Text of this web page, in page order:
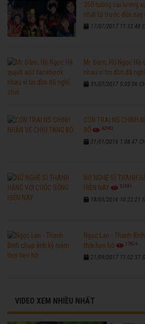
260 tuồng cải lương
nhất từ trước đến nay
17/07/2017 11:33:48
Mr. Đàm, Hồ Ngọc
nhau vì tin đồn đã
31/07/2017 5:03:06
CON TRAI NS CHINH
BỐ
42982
31/01/2016 1:08:47
NỮ NGHỆ SĨ THANH
HIỆN NAY
32581
18/05/2016 10:22:21
Ngọc Lan - Thanh
thời hẹn hò
17826
21/09/2017 11:02:37
VIDEO XEM NHIỀU NHẤT